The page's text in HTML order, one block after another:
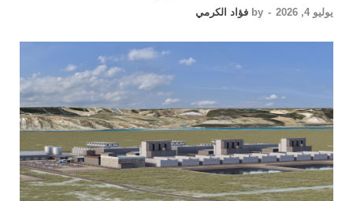
يوليو 4, 2026 -
by فؤاد الكرمي